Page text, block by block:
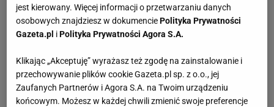
jest kierowany. Więcej informacji o przetwarzaniu danych
osobowych znajdziesz w dokumenciePolityka Prywatności
Gazeta.pl iPolityka Prywatności Agora S.A.
Klikając „Akceptuję” wyrażasz też zgodę na zainstalowanie i
przechowywanie plików cookie Gazeta.pl sp. z o.o., jej
Zaufanych Partnerów i Agora S.A. na Twoim urządzeniu
końcowym. Możesz w każdej chwili zmienić swoje preferencje